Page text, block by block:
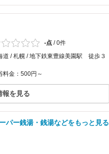
-点 /0件
道 / 札幌 / 地下鉄東豊線美園駅 徒歩３
料金：500円～
報を見る
パー銭湯・銭湯などをもっと見る